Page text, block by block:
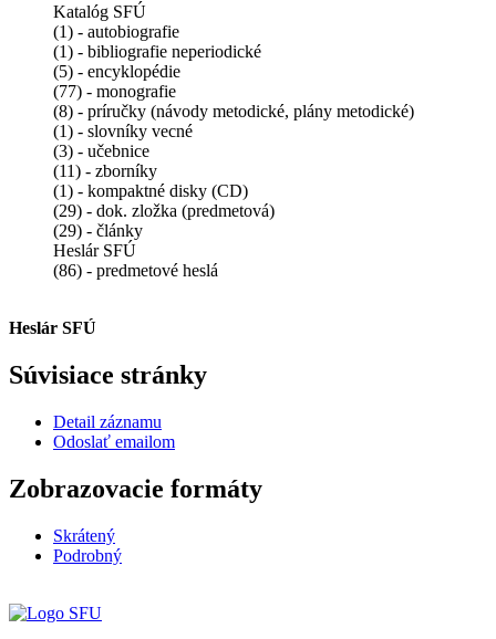
Katalóg SFÚ
(1) - autobiografie
(1) - bibliografie neperiodické
(5) - encyklopédie
(77) - monografie
(8) - príručky (návody metodické, plány metodické)
(1) - slovníky vecné
(3) - učebnice
(11) - zborníky
(1) - kompaktné disky (CD)
(29) - dok. zložka (predmetová)
(29) - články
Heslár SFÚ
(86) - predmetové heslá
Heslár SFÚ
Súvisiace stránky
Detail záznamu
Odoslať emailom
Zobrazovacie formáty
Skrátený
Podrobný